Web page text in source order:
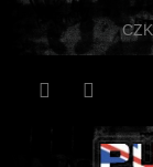
Přejít